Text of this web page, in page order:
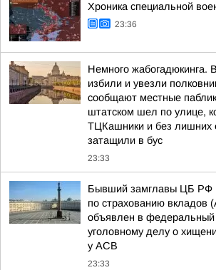
Хроника специальной
23:36
Немного
избили и увезли
сообщают местные
штатском шел по улице,
ТЦКашники и без лишних
затащили в бус
23:33
Бывший замглавы ЦБ РФ
по страхованию
объявлен в федеральный
уголовному делу о
у АСВ
23:33